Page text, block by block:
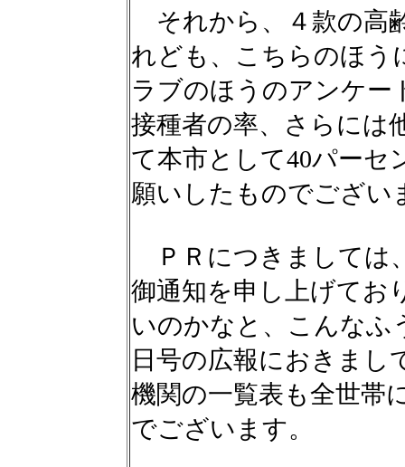
それから、４款の高
れども、こちらのほう
ラブのほうのアンケー
接種者の率、さらには
て本市として40パーセ
願いしたものでござい
ＰＲにつきましては
御通知を申し上げてお
いのかなと、こんなふ
日号の広報におきまし
機関の一覧表も全世帯
でございます。